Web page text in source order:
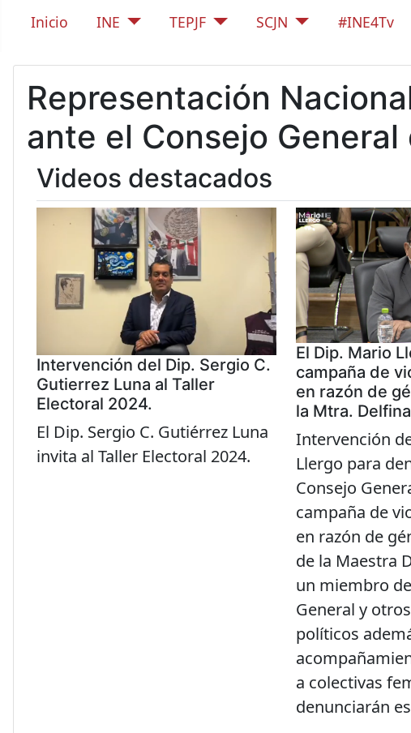
Inicio INE TEPJF SCJN #INE4Tv
Representación
ante el Consejo General
Videos destacados
Intervención del Dip. Sergio C.
Gutierrez Luna al Taller
Electoral 2024.
El Dip. Sergio C. Gutiérrez Luna
invita al Taller Electoral 2024.
El Dip. Mario
campaña de
en razón de
la Mtra.
Intervención
Llergo para
Consejo
campaña de
en razón de
de la Maestra
un miembro
General y
políticos
a colectivas
denunciarán